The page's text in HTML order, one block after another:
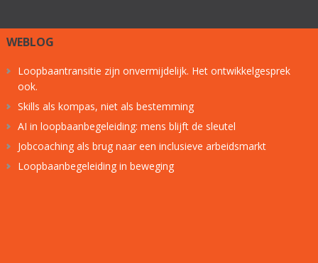
WEBLOG
Loopbaantransitie zijn onvermijdelijk. Het ontwikkelgesprek
ook.
Skills als kompas, niet als bestemming
AI in loopbaanbegeleiding: mens blijft de sleutel
Jobcoaching als brug naar een inclusieve arbeidsmarkt
Loopbaanbegeleiding in beweging